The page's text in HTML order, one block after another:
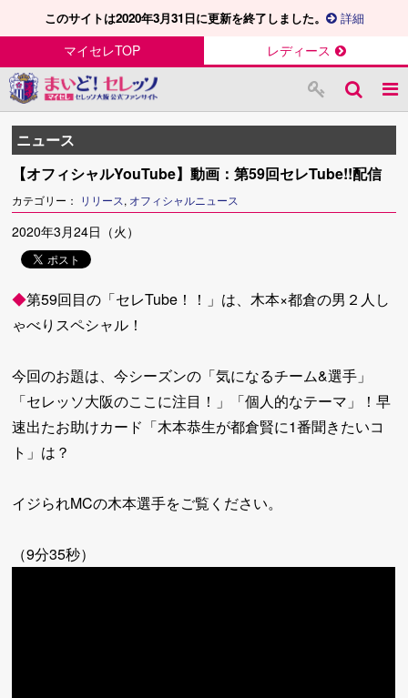
このサイトは2020年3月31日に更新を終了しました。 詳細
マイセレTOP レディース
ニュース
【オフィシャルYouTube】動画：第59回セレTube!!配信
カテゴリー： リリース, オフィシャルニュース
2020年3月24日（火）
◆第59回目の「セレTube！！」は、木本×都倉の男２人し
ゃべりスペシャル！
今回のお題は、今シーズンの「気になるチーム&選手」
「セレッソ大阪のここに注目！」「個人的なテーマ」！早
速出たお助けカード「木本恭生が都倉賢に1番聞きたいコ
ト」は？
イジられMCの木本選手をご覧ください。
（9分35秒）